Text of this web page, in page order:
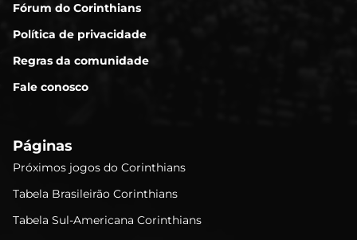
Fórum do Corinthians
Política de privacidade
Regras da comunidade
Fale conosco
Páginas
Próximos jogos do Corinthians
Tabela Brasileirão Corinthians
Tabela Sul-Americana Corinthians